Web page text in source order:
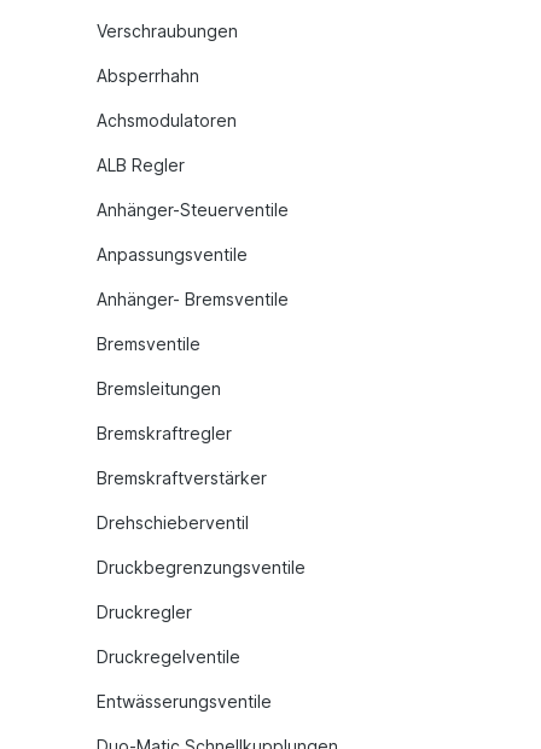
Verschraubungen
Absperrhahn
Achsmodulatoren
ALB Regler
Anhänger-Steuerventile
Anpassungsventile
Anhänger- Bremsventile
Bremsventile
Bremsleitungen
Bremskraftregler
Bremskraftverstärker
Drehschieberventil
Druckbegrenzungsventile
Druckregler
Druckregelventile
Entwässerungsventile